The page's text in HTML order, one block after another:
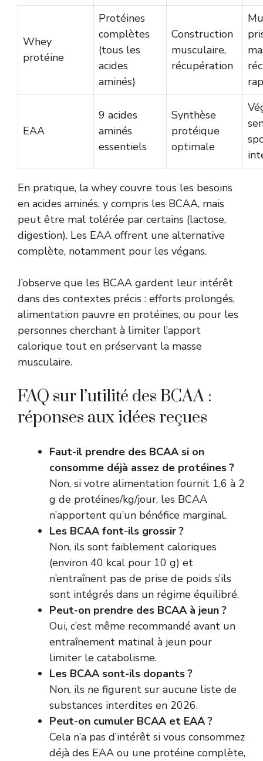
Whey
protéine
Protéines
complètes
(tous les
acides
aminés)
Construction
musculaire,
récupération
EAA
9 acides
aminés
essentiels
Synthèse
protéique
optimale
En pratique, la whey couvre tous les besoins
en acides aminés, y compris les BCAA, mais
peut être mal tolérée par certains (lactose,
digestion). Les EAA offrent une alternative
complète, notamment pour les végans.
J’observe que les BCAA gardent leur intérêt
dans des contextes précis : efforts prolongés,
alimentation pauvre en protéines, ou pour les
personnes cherchant à limiter l’apport
calorique tout en préservant la masse
musculaire.
FAQ sur l’utilité des BCAA :
réponses aux idées reçues
Faut-il prendre des BCAA si on
consomme déjà assez de protéines ?
Non, si votre alimentation fournit 1,6 à 2
g de protéines/kg/jour, les BCAA
n’apportent qu’un bénéfice marginal.
Les BCAA font-ils grossir ?
Non, ils sont faiblement caloriques
(environ 40 kcal pour 10 g) et
n’entraînent pas de prise de poids s’ils
sont intégrés dans un régime équilibré.
Peut-on prendre des BCAA à jeun ?
Oui, c’est même recommandé avant un
entraînement matinal à jeun pour
limiter le catabolisme.
Les BCAA sont-ils dopants ?
Non, ils ne figurent sur aucune liste de
substances interdites en 2026.
Peut-on cumuler BCAA et EAA ?
Cela n’a pas d’intérêt si vous consommez
déjà des EAA ou une protéine complète,